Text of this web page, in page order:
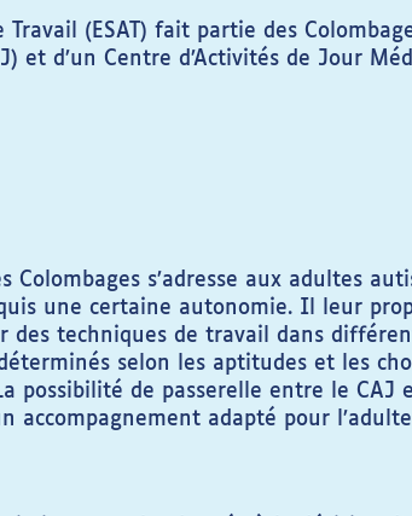
Travail (ESAT) fait partie des
et d’un Centre d’Activités de Jour
Colombages s’adresse aux adultes
une certaine autonomie. Il leur
des techniques de travail dans
selon les aptitudes et les
possibilité de passerelle entre le CAJ et
accompagnement adapté pour